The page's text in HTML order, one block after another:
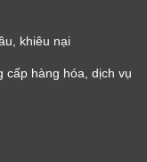
khiêu nại
cấp hàng hóa, dịch vụ